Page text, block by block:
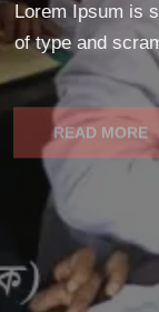
Lorem Ipsum is
of type and
READ MORE